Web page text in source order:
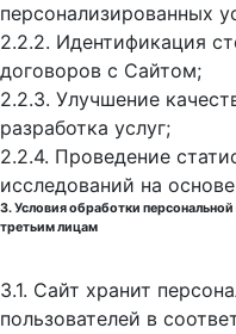
персонализированных
2.2.2. Идентификация
договоров с Сайтом;
2.2.3. Улучшение
разработка услуг;
2.2.4. Проведение
исследований на
3. Условия обработки
третьим лицам
3.1. Сайт хранит
пользователей в